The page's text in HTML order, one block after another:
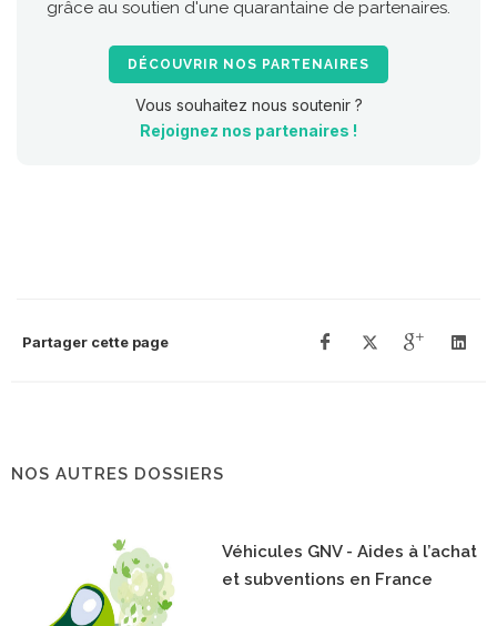
grâce au soutien d'une quarantaine de partenaires.
DÉCOUVRIR NOS PARTENAIRES
Vous souhaitez nous soutenir ?
Rejoignez nos partenaires !
Partager cette page
NOS AUTRES DOSSIERS
Véhicules GNV - Aides à l’achat
et subventions en France